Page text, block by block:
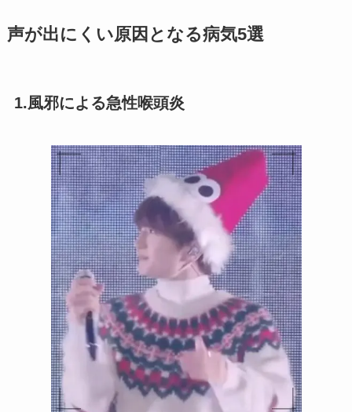
声が出にくい原因となる病気5選
1.風邪による急性喉頭炎